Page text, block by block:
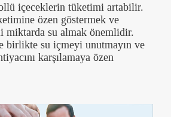
içeceklerin tüketimi artabilir.
özen göstermek ve
miktarda su almak önemlidir.
birlikte su içmeyi unutmayın ve
karşılamaya özen